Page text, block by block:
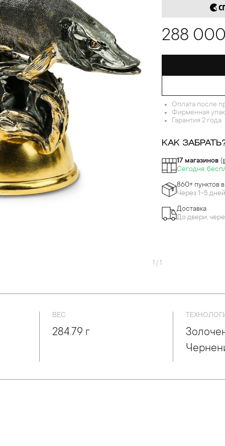
1 / 1
288
Оплата после
Фирменная
Гарантия 2 года
КАК
17 магазинов
Сегодня,
860+ пунктов
Через 1-5 дней
Доставка
До двери,
ВЕС
284.79 г